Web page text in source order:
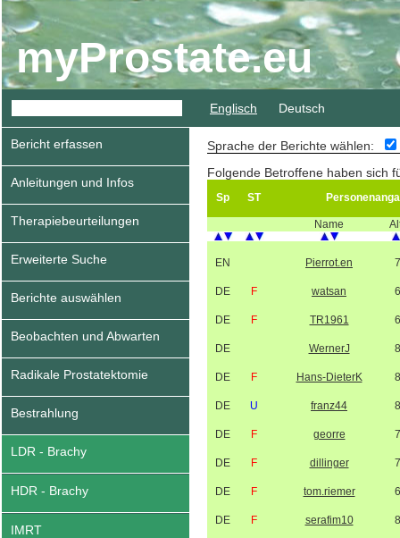
myProstate.eu
Englisch Deutsch
Bericht erfassen
Anleitungen und Infos
Therapiebeurteilungen
Erweiterte Suche
Berichte auswählen
Beobachten und Abwarten
Radikale Prostatektomie
Bestrahlung
LDR - Brachy
HDR - Brachy
IMRT
Sprache der Berichte wählen:
Folgende Betroffene haben sich
Sp ST
Name
EN Pierrot.en
DE F watsan
DE F TR1961
DE WernerJ
DE F Hans-DieterK
DE U franz44
DE F georre
DE F dillinger
DE F tom.riemer
DE F serafim10